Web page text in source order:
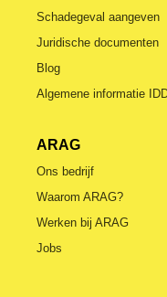
Schadegeval aangeven
Juridische documenten
Blog
Algemene informatie
ARAG
Ons bedrijf
Waarom ARAG?
Werken bij ARAG
Jobs